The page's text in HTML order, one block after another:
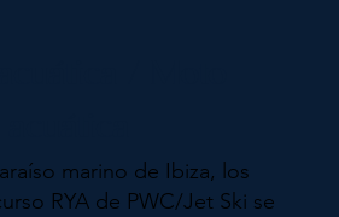
marino de Ibiza, los
RYA de PWC/Jet Ski se